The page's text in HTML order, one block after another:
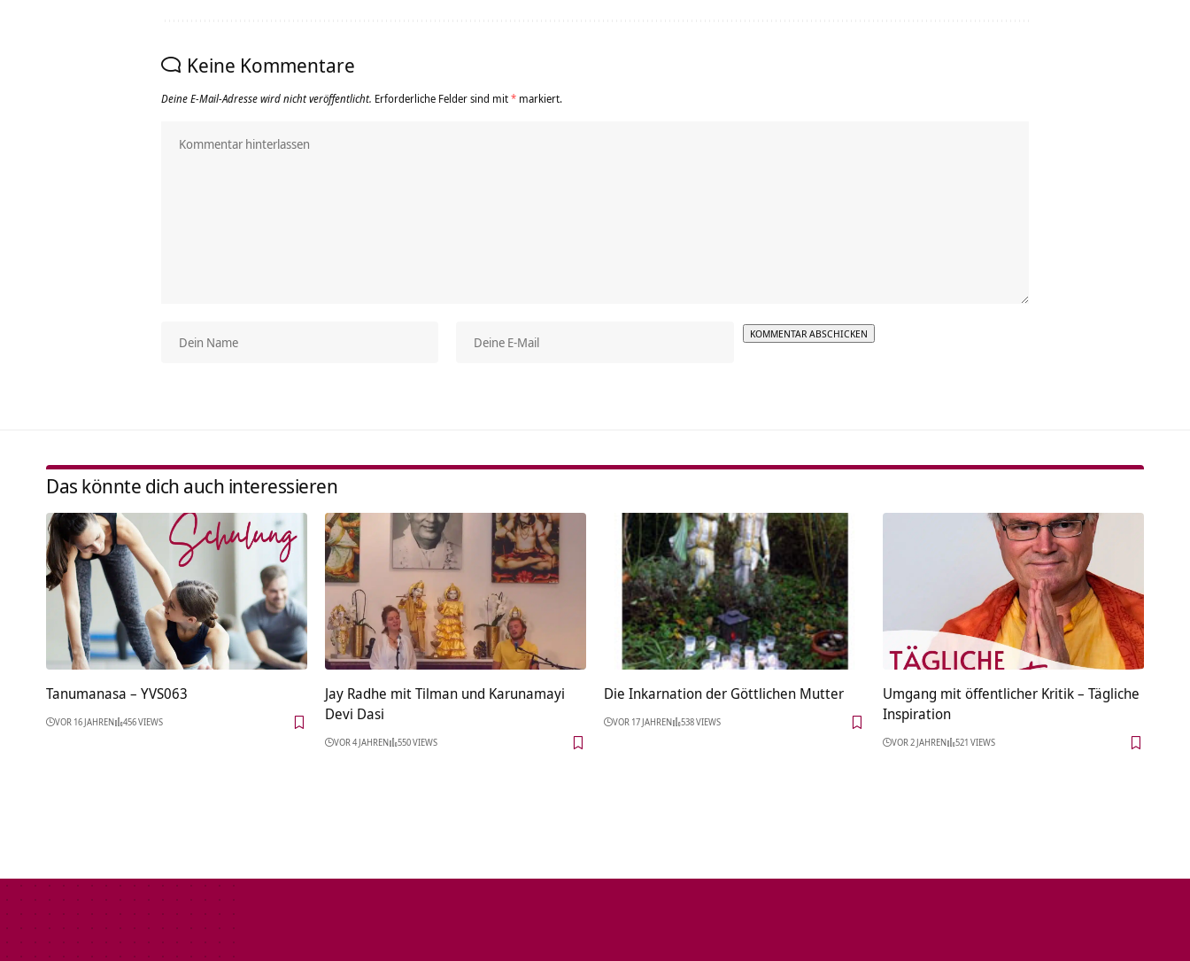
Keine Kommentare
Deine E-Mail-Adresse wird nicht veröffentlicht. Erforderliche Felder sind mit* markiert.
Das könnte dich auch interessieren
Tanumanasa – YVS063
VOR 16 JAHREN 456 VIEWS
Jay Radhe mit Tilman und Karunamayi
Devi Dasi
VOR 4 JAHREN 550 VIEWS
Die Inkarnation der Göttlichen Mutter
VOR 17 JAHREN 538 VIEWS
Umgang mit öffentlicher Kritik – Tägliche
Inspiration
VOR 2 JAHREN 521 VIEWS